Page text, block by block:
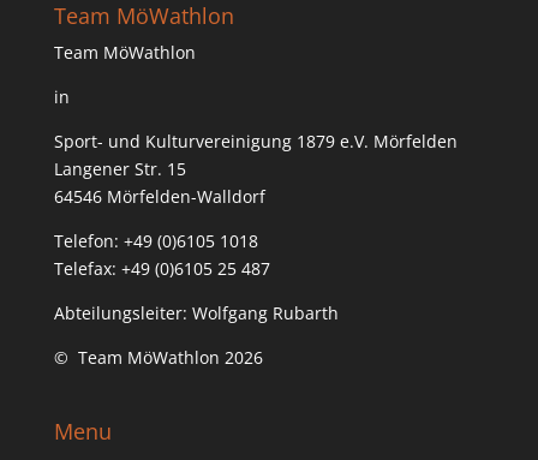
Team MöWathlon
Team MöWathlon
in
Sport- und Kulturvereinigung 1879 e.V. Mörfelden
Langener Str. 15
64546 Mörfelden-Walldorf
Telefon: +49 (0)6105 1018
Telefax: +49 (0)6105 25 487
Abteilungsleiter: Wolfgang Rubarth
© Team MöWathlon 2026
Menu